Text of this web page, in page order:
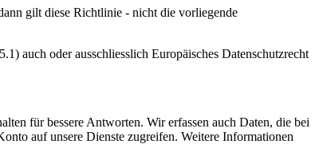
gilt diese Richtlinie - nicht die vorliegende
auch oder ausschliesslich Europäisches Datenschutzrecht
für bessere Antworten. Wir erfassen auch Daten, die bei
auf unsere Dienste zugreifen. Weitere Informationen